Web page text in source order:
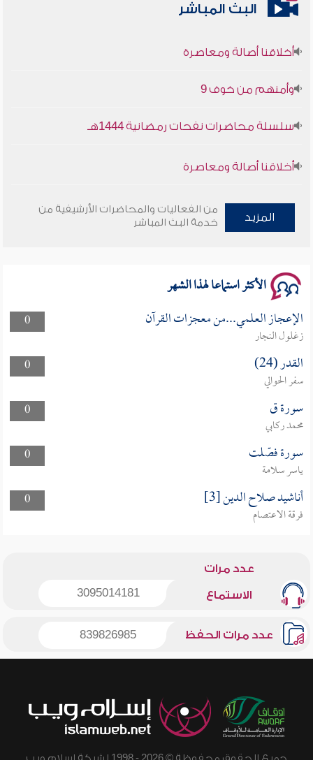
البث المباشر
سلسلة محاضرات نفحات رمضانية 1444هـ
المزيد
من الفعاليات والمحاضرات الأرشيفية من
خدمة البث المباشر
الأكثر استماعا لهذا الشهر
0 الإعجاز العلمي...من معجزات القرآن
زغلول النجار
0
القدر (24)
سفر الحوالي
0
سورة ق
محمد ركابي
0
سورة فصّلت
ياسر سلامة
0
أناشيد صلاح الدين [3]
فرقة الاعتصام
عدد مرات
الاستماع 3095014181
عدد مرات الحفظ 839826985